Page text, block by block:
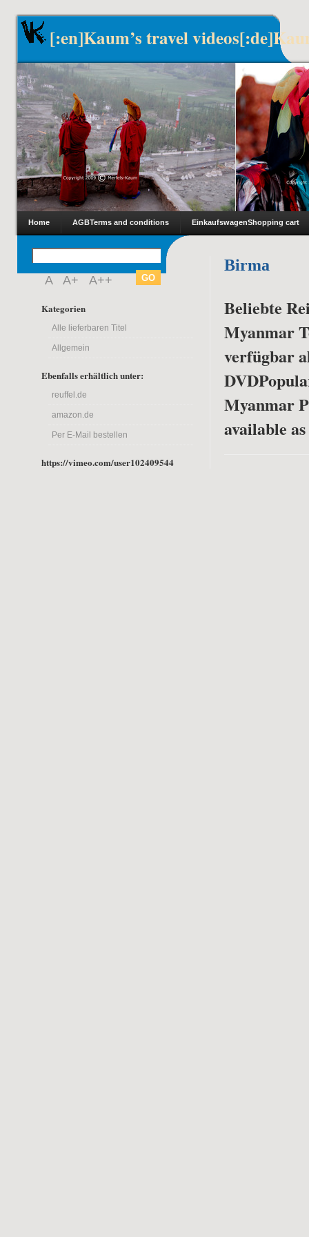
[:en]Kaum’s travel
Home AGBTerms and conditions EinkaufswagenShopping cart
A A+ A++
Kategorien
Alle lieferbaren Titel
Allgemein
Ebenfalls erhältlich unter:
reuffel.de
amazon.de
Per E-Mail bestellen
https://vimeo.com/user102409544
Birma
Beliebte
Myanmar
verfügbar
DVD
Myanmar
available